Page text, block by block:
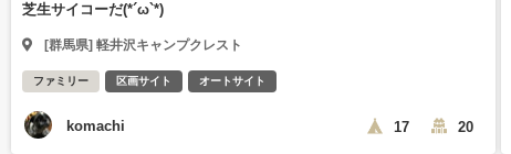
芝生サイコーだ(*´ω`*)
[群馬県] 軽井沢キャンプクレスト
ファミリー 区画サイト オートサイト
komachi 17 20